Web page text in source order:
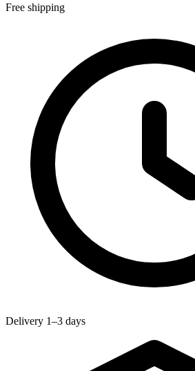
Free shipping
Delivery 1–3 days